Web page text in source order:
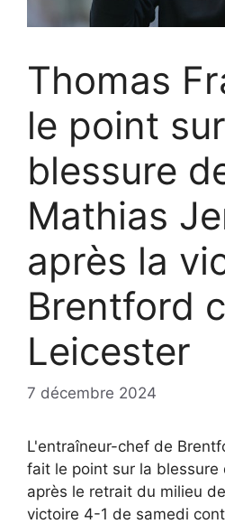
Thomas
le point
blessure
Mathias
après la
Brentford
Leicester
7 décembre 2024
L'entraîneur-chef de
fait le point sur la blessure
après le retrait du milieu
victoire 4-1 de samedi